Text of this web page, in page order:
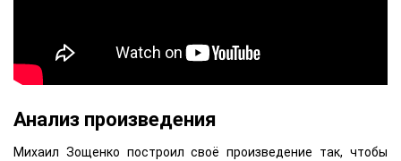
Анализ произведения
Михаил Зощенко построил своё произведение так, чтобы